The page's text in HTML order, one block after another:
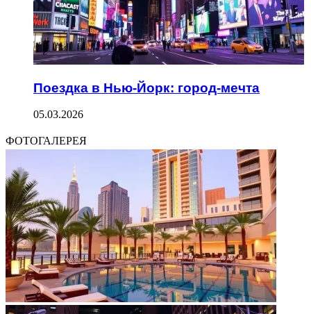
Поездка в Нью-Йорк: город-мечта
05.03.2026
ФОТОГАЛЕРЕЯ